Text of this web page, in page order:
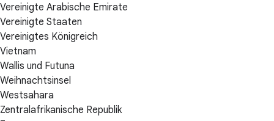
Vereinigte Arabische Emirate
Vereinigte Staaten
Vereinigtes Königreich
Vietnam
Wallis und Futuna
Weihnachtsinsel
Westsahara
Zentralafrikanische Republik